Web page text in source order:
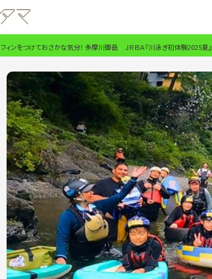
フィンをつけておさかな気分！ 多摩川御岳 ＪＲＢＡ『川泳ぎ初体験2025夏』